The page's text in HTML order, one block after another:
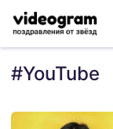
#YouTube